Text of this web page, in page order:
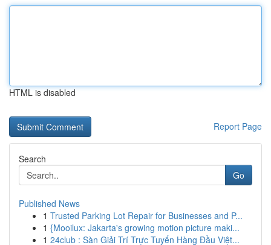
HTML is disabled
Report Page
Search
Go
Published News
1 Trusted Parking Lot Repair for Businesses and P...
1 {Mooilux: Jakarta's growing motion picture maki...
1 24club : Sàn Giải Trí Trực Tuyến Hàng Đầu Việt...